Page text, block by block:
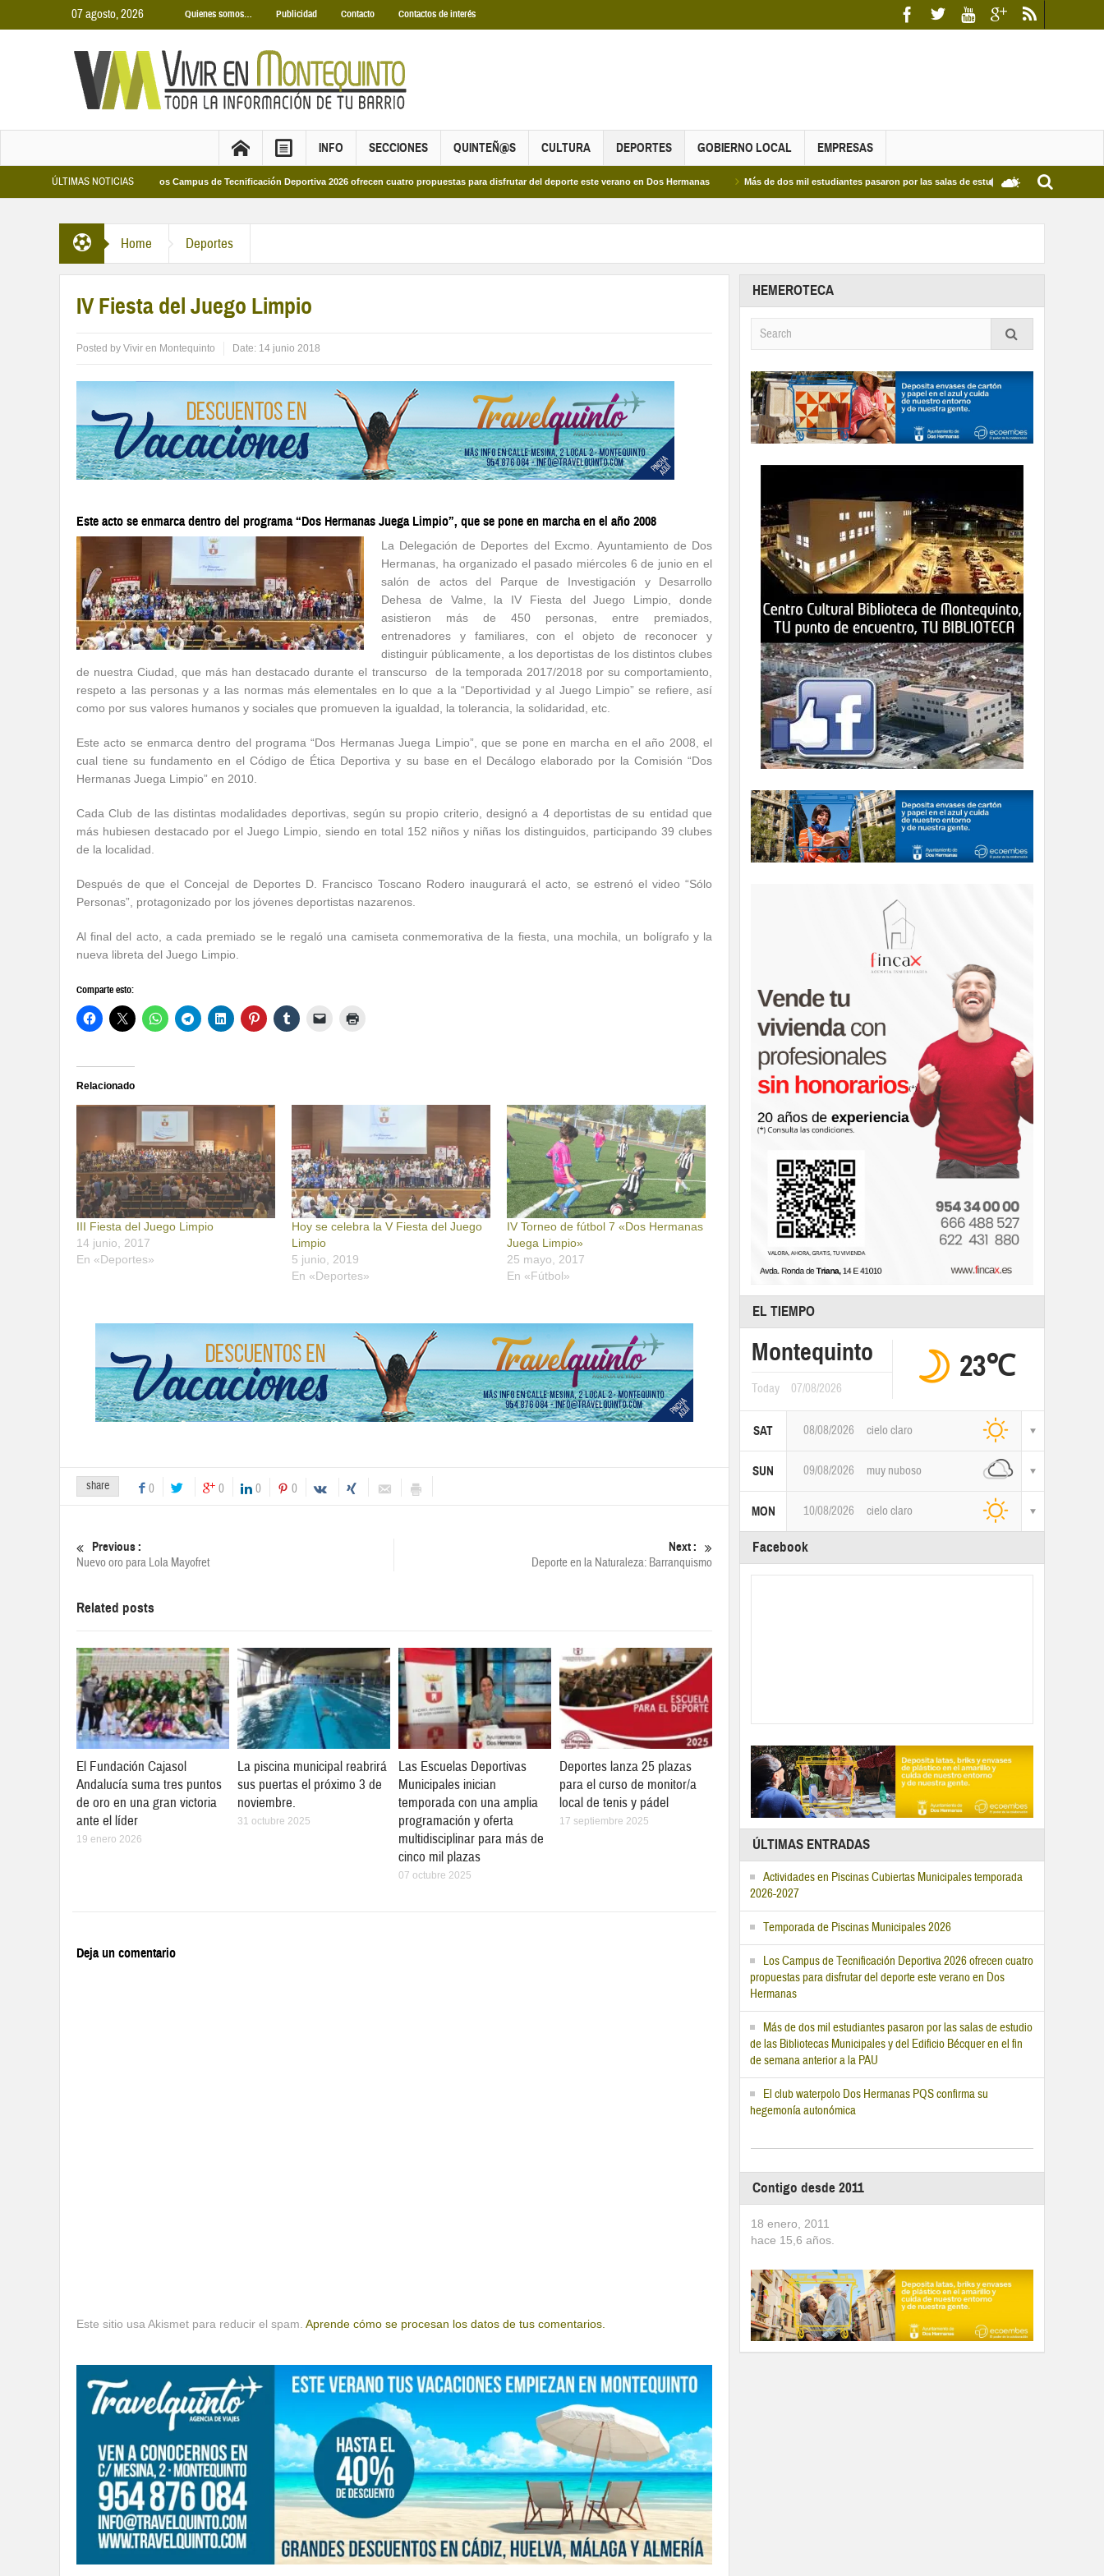
07 agosto, 2026 Quienes somos… Publicidad Contacto Contactos de interés
INFO SECCIONES QUINTEÑ@S CULTURA DEPORTES GOBIERNO LOCAL EMPRESAS
ÚLTIMAS NOTICIAS
Municipales 2026 Los Campus de Tecnificación Deportiva 2026 ofrecen cuatro propuestas para disfrutar del deporte este verano en Dos Hermanas Más de dos mil estudiantes pasaron por las salas de estudio de las Bibliotecas
Home Deportes
IV Fiesta del Juego Limpio
Posted by Vivir en Montequinto Date: 14 junio 2018
Este acto se enmarca dentro del programa “Dos Hermanas Juega Limpio”, que se pone en marcha en el año 2008
La Delegación de Deportes del Excmo. Ayuntamiento de Dos
Hermanas, ha organizado el pasado miércoles 6 de junio en el
salón de actos del Parque de Investigación y Desarrollo
Dehesa de Valme, la IV Fiesta del Juego Limpio, donde
asistieron más de 450 personas, entre premiados,
entrenadores y familiares, con el objeto de reconocer y
distinguir públicamente, a los deportistas de los distintos clubes
de nuestra Ciudad, que más han destacado durante el transcurso de la temporada 2017/2018 por su comportamiento,
respeto a las personas y a las normas más elementales en lo que a la “Deportividad y al Juego Limpio” se refiere, así
como por sus valores humanos y sociales que promueven la igualdad, la tolerancia, la solidaridad, etc.
Este acto se enmarca dentro del programa “Dos Hermanas Juega Limpio”, que se pone en marcha en el año 2008, el
cual tiene su fundamento en el Código de Ética Deportiva y su base en el Decálogo elaborado por la Comisión “Dos
Hermanas Juega Limpio” en 2010.
Cada Club de las distintas modalidades deportivas, según su propio criterio, designó a 4 deportistas de su entidad que
más hubiesen destacado por el Juego Limpio, siendo en total 152 niños y niñas los distinguidos, participando 39 clubes
de la localidad.
Después de que el Concejal de Deportes D. Francisco Toscano Rodero inaugurará el acto, se estrenó el video “Sólo
Personas”, protagonizado por los jóvenes deportistas nazarenos.
Al final del acto, a cada premiado se le regaló una camiseta conmemorativa de la fiesta, una mochila, un bolígrafo y la
nueva libreta del Juego Limpio.
Comparte esto:
Relacionado
III Fiesta del Juego Limpio
14 junio, 2017
En «Deportes»
Hoy se celebra la V Fiesta del Juego
Limpio
5 junio, 2019
En «Deportes»
IV Torneo de fútbol 7 «Dos Hermanas
Juega Limpio»
25 mayo, 2017
En «Fútbol»
share 0 0 0 0
Previous :
Nuevo oro para Lola Mayofret
Next :
Deporte en la Naturaleza: Barranquismo
Related posts
El Fundación Cajasol
Andalucía suma tres puntos
de oro en una gran victoria
ante el líder
19 enero 2026
La piscina municipal reabrirá
sus puertas el próximo 3 de
noviembre.
31 octubre 2025
Las Escuelas Deportivas
Municipales inician
temporada con una amplia
programación y oferta
multidisciplinar para más de
cinco mil plazas
07 octubre 2025
Deportes lanza 25 plazas
para el curso de monitor/a
local de tenis y pádel
17 septiembre 2025
Deja un comentario
Este sitio usa Akismet para reducir el spam. Aprende cómo se procesan los datos de tus comentarios.
HEMEROTECA
EL TIEMPO
Montequinto
Today 07/08/2026
23℃
SAT 08/08/2026 cielo claro
SUN 09/08/2026 muy nuboso
MON 10/08/2026 cielo claro
Facebook
ÚLTIMAS ENTRADAS
Actividades en Piscinas Cubiertas Municipales temporada
2026-2027
Temporada de Piscinas Municipales 2026
Los Campus de Tecnificación Deportiva 2026 ofrecen cuatro
propuestas para disfrutar del deporte este verano en Dos
Hermanas
Más de dos mil estudiantes pasaron por las salas de estudio
de las Bibliotecas Municipales y del Edificio Bécquer en el fin
de semana anterior a la PAU
El club waterpolo Dos Hermanas PQS confirma su
hegemonía autonómica
Contigo desde 2011
18 enero, 2011
hace 15,6 años.